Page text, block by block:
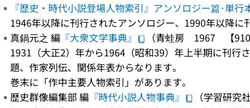
『歴史・時代小説登場人物索引』アンソロジー篇･単行
1946年以降に刊行されたアンソロジー、1990年以降に
真鍋元之 編 『大衆文学事典』
（青蛙房 1967 【
1931（大正2）年から1964（昭和39）年上半期に刊行
題、作家列伝、関係年表からなります。
巻末に「作中主要人物索引」があります。
歴史群像編集部 編 『時代小説人物事典』
（学習研